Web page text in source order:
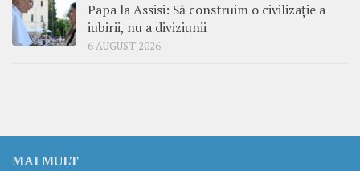
Papa la Assisi: Să construim o civilizație a
iubirii, nu a diviziunii
6 AUGUST 2026
MAI MULT